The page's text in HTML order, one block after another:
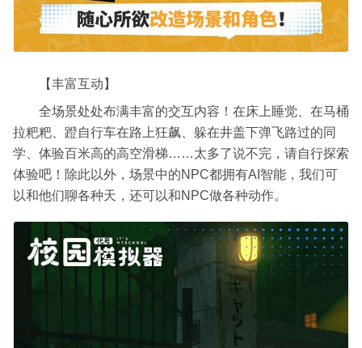
【丰富互动】
全场景处处布满丰富的交互内容！在床上睡觉、在马桶
拉粑粑、蹬自行车在路上狂飙、躲在井盖下弹飞路过的同
学、体验百米高的高空滑梯……太多了说不完，请自行探索
体验吧！除此以外，场景中的NPC都拥有AI智能，我们可
以和他们聊各种天，还可以和NPC做各种动作。